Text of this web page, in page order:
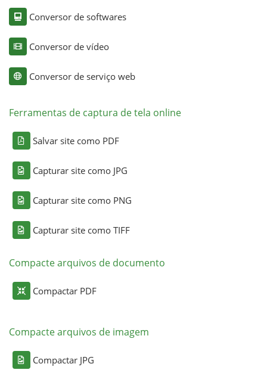
Conversor de softwares
Conversor de vídeo
Conversor de serviço web
Ferramentas de captura de tela online
Salvar site como PDF
Capturar site como JPG
Capturar site como PNG
Capturar site como TIFF
Compacte arquivos de documento
Compactar PDF
Compacte arquivos de imagem
Compactar JPG